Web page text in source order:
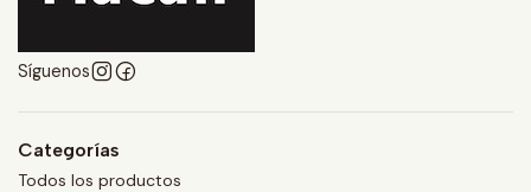
Síguenos
Categorías
Todos los productos